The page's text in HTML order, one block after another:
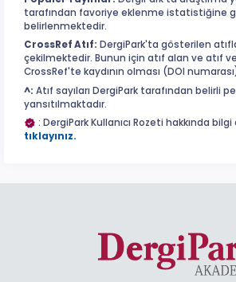
tarafından favoriye eklenme istatistiğine
belirlenmektedir.
CrossRef Atıf: DergiPark'ta gösterilen
çekilmektedir. Bunun için atıf alan ve atıf
CrossRef'te kaydının olması (DOI
^: Atıf sayıları DergiPark tarafından belirli
yansıtılmaktadır.
: DergiPark Kullanıcı Rozeti hakkında
tıklayınız.